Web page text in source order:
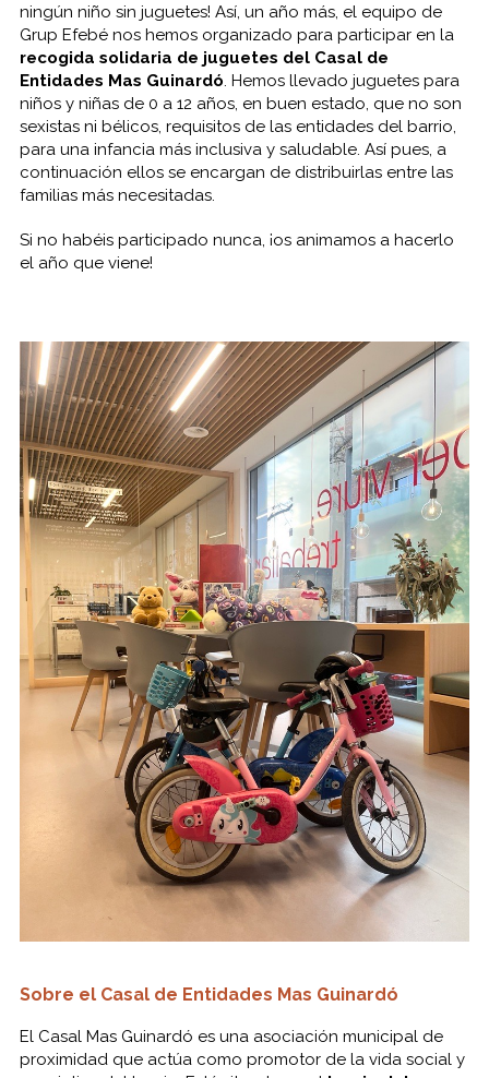
ningún niño sin juguetes! Así, un año más, el equipo de
Grup Efebé nos hemos organizado para participar en la
recogida solidaria de juguetes del Casal de
Entidades Mas Guinardó. Hemos llevado juguetes para
niños y niñas de 0 a 12 años, en buen estado, que no son
sexistas ni bélicos, requisitos de las entidades del barrio,
para una infancia más inclusiva y saludable. Así pues, a
continuación ellos se encargan de distribuirlas entre las
familias más necesitadas.
Si no habéis participado nunca, ¡os animamos a hacerlo
el año que viene!
Sobre el Casal de Entidades Mas Guinardó
El Casal Mas Guinardó es una asociación municipal de
proximidad que actúa como promotor de la vida social y